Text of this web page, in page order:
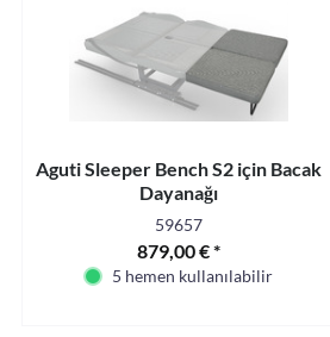
Aguti Sleeper Bench S2 için Bacak
Dayanağı
59657
879,00 € *
5 hemen kullanılabilir